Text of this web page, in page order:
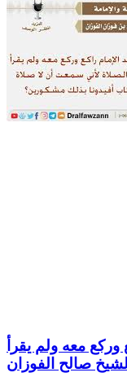
وركع معه ولم يقرأ
صالح الفوزان